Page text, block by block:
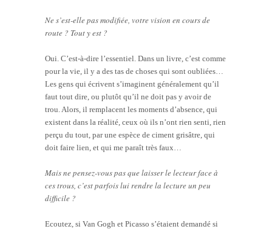
Ne s’est-elle pas modifiée, votre vision en cours de
route ? Tout y est ?
Oui. C’est-à-dire l’essentiel. Dans un livre, c’est comme
pour la vie, il y a des tas de choses qui sont oubliées…
Les gens qui écrivent s’imaginent généralement qu’il
faut tout dire, ou plutôt qu’il ne doit pas y avoir de
trou. Alors, il remplacent les moments d’absence, qui
existent dans la réalité, ceux où ils n’ont rien senti, rien
perçu du tout, par une espèce de ciment grisâtre, qui
doit faire lien, et qui me paraît très faux…
Mais ne pensez-vous pas que laisser le lecteur face à
ces trous, c’est parfois lui rendre la lecture un peu
difficile ?
Ecoutez, si Van Gogh et Picasso s’étaient demandé si